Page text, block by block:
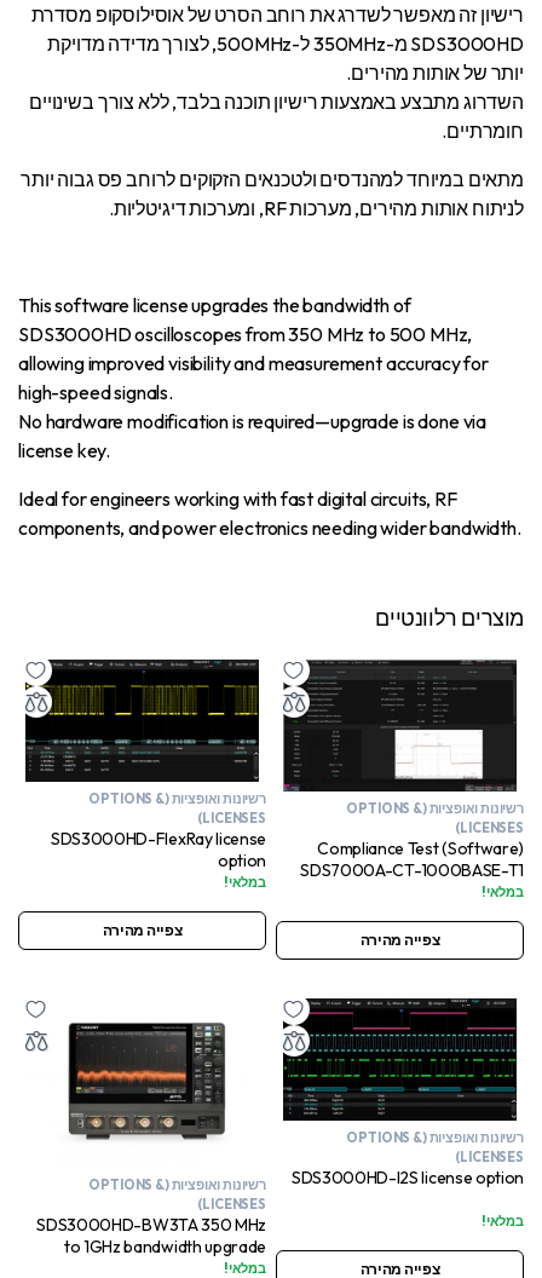
רישיון זה מאפשר לשדרג את רוחב הסרט של אוסילוסקופ מסדרת
SDS3000HD מ-350MHz ל-500MHz, לצורך מדידה מדויקת
יותר של אותות מהירים.
השדרוג מתבצע באמצעות רישיון תוכנה בלבד, ללא צורך בשינויים
חומרתיים.
מתאים במיוחד למהנדסים ולטכנאים הזקוקים לרוחב פס גבוה יותר
לניתוח אותות מהירים, מערכות RF, ומערכות דיגיטליות.
This software license upgrades the bandwidth of
SDS3000HD oscilloscopes from 350 MHz to 500 MHz,
allowing improved visibility and measurement accuracy for
high-speed signals.
No hardware modification is required—upgrade is done via
license key.
Ideal for engineers working with fast digital circuits, RF
components, and power electronics needing wider bandwidth.
מוצרים רלוונטיים
רשיונות ואופציות (OPTIONS &
LICENSES)
Compliance Test (Software)
SDS7000A-CT-1000BASE-T1
במלאי!
צפייה מהירה
רשיונות ואופציות (OPTIONS &
LICENSES)
SDS3000HD-FlexRay license
option
במלאי!
צפייה מהירה
רשיונות ואופציות (OPTIONS &
LICENSES)
SDS3000HD-I2S license option
במלאי!
צפייה מהירה
רשיונות ואופציות (OPTIONS &
LICENSES)
SDS3000HD-BW3TA 350 MHz
to 1GHz bandwidth upgrade
במלאי!